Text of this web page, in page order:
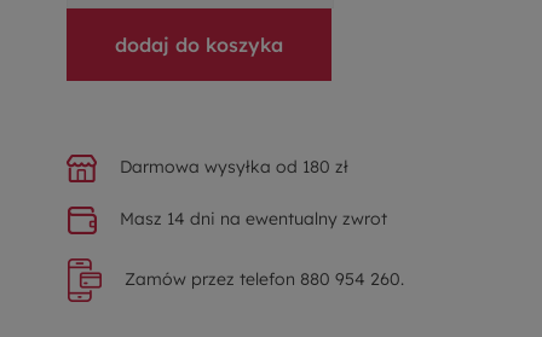
dodaj do koszyka
Darmowa wysyłka od 180 zł
Masz 14 dni na ewentualny zwrot
Zamów przez telefon 880 954 260.